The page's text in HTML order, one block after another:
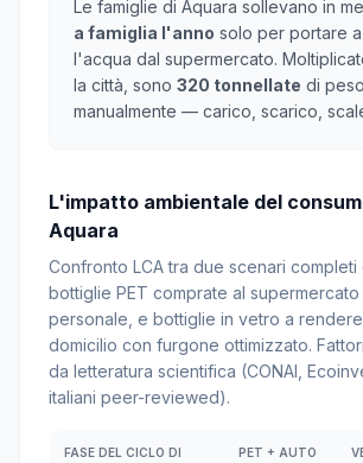
Le famiglie di Aquara sollevano in
a famiglia l'anno solo per portare
l'acqua dal supermercato.
la città, sono 320 tonnellate di
manualmente — carico, scarico,
L'impatto ambientale del
Aquara
Confronto LCA tra due scenari completi
bottiglie PET comprate al
personale, e bottiglie in vetro a
domicilio con furgone ottimizzato.
da letteratura scientifica (CONAI,
italiani peer-reviewed).
FASE DEL CICLO DI
PET + AUTO